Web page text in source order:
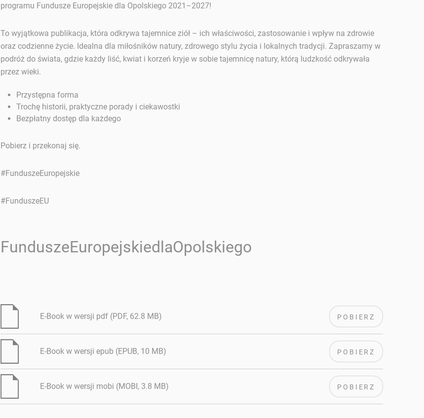
programu Fundusze Europejskie dla Opolskiego 2021–2027!
To wyjątkowa publikacja, która odkrywa tajemnice ziół – ich właściwości, zastosowanie i wpływ na zdrowie
oraz codzienne życie. Idealna dla miłośników natury, zdrowego stylu życia i lokalnych tradycji. Zapraszamy w
podróż do świata, gdzie każdy liść, kwiat i korzeń kryje w sobie tajemnicę natury, którą ludzkość odkrywała
przez wieki.
Przystępna forma
Trochę historii, praktyczne porady i ciekawostki
Bezpłatny dostęp dla każdego
Pobierz i przekonaj się.
#FunduszeEuropejskie
#FunduszeEU
FunduszeEuropejskiedlaOpolskiego
E-Book w wersji pdf (PDF, 62.8 MB) POBIERZ
E-Book w wersji epub (EPUB, 10 MB) POBIERZ
E-Book w wersji mobi (MOBI, 3.8 MB) POBIERZ